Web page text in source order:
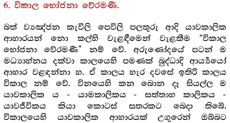
6. විකාල භෝජනා වේරමණී.
බත් ව්‍යඤ්ජන කැවිලි පෙවිලි පලතුරු ආදි යාවකාලික
ආහාරයන් නො කල්හි වැළඳීමෙන් වැළකීම “විකාල
භෝජනා වේරමණී” නම් වේ. අරුණෝදයේ පටන් ම
මධ්‍යාහ්නය දක්වා කාලයෙහි පමණක් බුද්ධාදි ආර්‍ය්‍යයෝ
ආහාර වළඳන්නා හ. ඒ කාලය හැර දවසේ ඉතිරි කාලය
විකාල නම් වේ. විනයෙහි කන බොන දෑ සියල්ල ම
යාවකාලික ය - යාමකාලිකය - සත්තාහ කාලිකය -
යාවජීවිකය කියා කොටස් සතරකට බෙදා තිබේ.
විකාලයෙහි යාවකාලික ආහාරයක් උගුරෙන් ඔබ්බට